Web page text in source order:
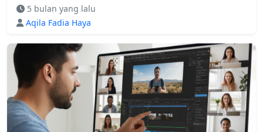
5 bulan yang lalu
Aqila Fadia Haya